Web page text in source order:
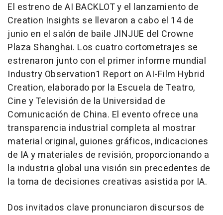
El estreno de AI BACKLOT y el lanzamiento de
Creation Insights se llevaron a cabo el 14 de
junio en el salón de baile JINJUE del Crowne
Plaza Shanghai. Los cuatro cortometrajes se
estrenaron junto con el primer informe mundial
Industry Observation1 Report on AI-Film Hybrid
Creation, elaborado por la Escuela de Teatro,
Cine y Televisión de la Universidad de
Comunicación de China. El evento ofrece una
transparencia industrial completa al mostrar
material original, guiones gráficos, indicaciones
de IA y materiales de revisión, proporcionando a
la industria global una visión sin precedentes de
la toma de decisiones creativas asistida por IA.
Dos invitados clave pronunciaron discursos de